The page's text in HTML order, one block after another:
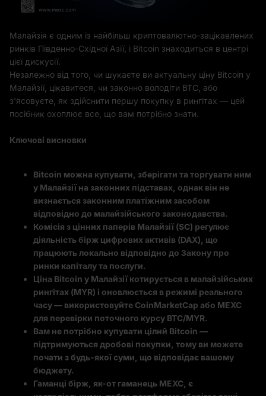
Малайзія є одним із найбільш криптовалютно-зацікавлених
ринків Південно-Східної Азії, і Bitcoin знаходиться в центрі
цієї дискусії.
Незалежно від того, чи шукаєте ви актуальну ціну Bitcoin у
Малайзії, цікавитеся, чи законно володіти BTC, або
з'ясовуєте, як здійснити першу покупку в рингітах — цей
посібник охоплює все, що вам потрібно знати.
Ключові висновки
Bitcoin можна купувати, зберігати та торгувати ним
у Малайзії на законних підставах, однак він не
визнається законним платіжним засобом
відповідно до малайзійського законодавства.
Комісія з цінних паперів Малайзії (SC) регулює
діяльність бірж цифрових активів (DAX), що
працюють локально відповідно до Закону про
ринки капіталу та послуги.
Ціна Bitcoin у Малайзії котирується в малайзійських
рингітах (MYR) і оновлюється в режимі реального
часу — використовуйте CoinMarketCap або MEXC
для перевірки поточного курсу BTC/MYR.
Вам не потрібно купувати цілий Bitcoin —
підтримуються дробові покупки, тому ви можете
почати з будь-якої суми, що відповідає вашому
бюджету.
Гаманці бірж, як-от гаманець MEXC, є